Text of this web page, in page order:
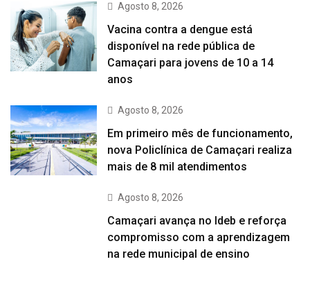
Agosto 8, 2026
Vacina contra a dengue está
disponível na rede pública de
Camaçari para jovens de 10 a 14
anos
Agosto 8, 2026
Em primeiro mês de funcionamento,
nova Policlínica de Camaçari realiza
mais de 8 mil atendimentos
Agosto 8, 2026
Camaçari avança no Ideb e reforça
compromisso com a aprendizagem
na rede municipal de ensino